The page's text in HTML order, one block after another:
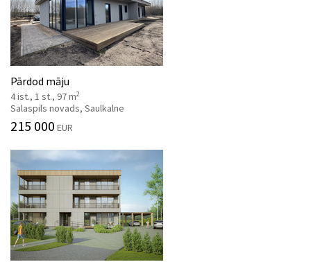
Pārdod māju
4 ist., 1 st., 97 m2
Salaspils novads, Saulkalne
215 000 EUR